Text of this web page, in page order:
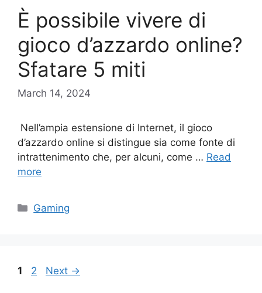
È possibile vivere di
gioco d’azzardo online?
Sfatare 5 miti
March 14, 2024
Nell’ampia estensione di Internet, il gioco
d’azzardo online si distingue sia come fonte di
intrattenimento che, per alcuni, come … Read
more
Categories
Gaming
Page
1 Page
2 Next →